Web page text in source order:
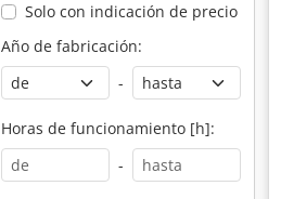
Solo con indicación de precio
Año de fabricación:
-
Horas de funcionamiento [h]:
-